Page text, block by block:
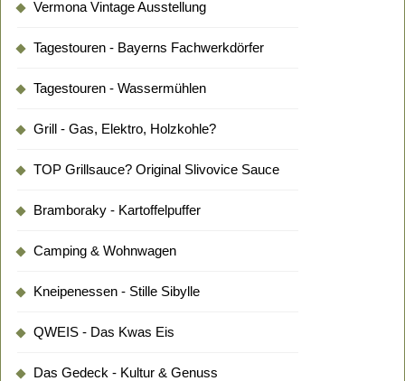
Vermona Vintage Ausstellung
Tagestouren - Bayerns Fachwerkdörfer
Tagestouren - Wassermühlen
Grill - Gas, Elektro, Holzkohle?
TOP Grillsauce? Original Slivovice Sauce
Bramboraky - Kartoffelpuffer
Camping & Wohnwagen
Kneipenessen - Stille Sibylle
QWEIS - Das Kwas Eis
Das Gedeck - Kultur & Genuss